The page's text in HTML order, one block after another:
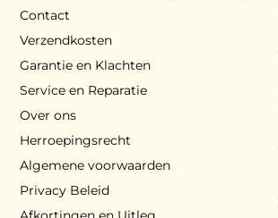
Contact
Verzendkosten
Garantie en Klachten
Service en Reparatie
Over ons
Herroepingsrecht
Algemene voorwaarden
Privacy Beleid